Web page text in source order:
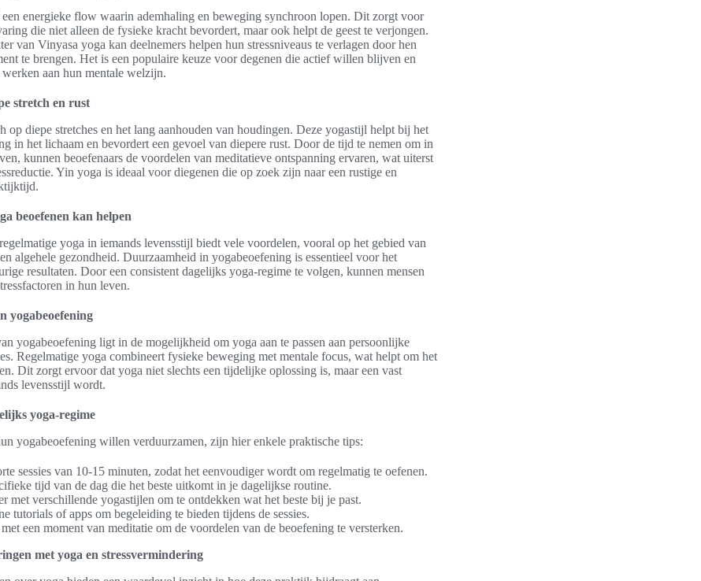
energieke flow waarin ademhaling en beweging synchroon lopen. Dit zorgt voor
die niet alleen de fysieke kracht bevordert, maar ook helpt de geest te verjongen.
van Vinyasa yoga kan deelnemers helpen hun stressniveaus te verlagen door hen
te brengen. Het is een populaire keuze voor degenen die actief willen blijven en
aan hun mentale welzijn.
stretch en rust
op diepe stretches en het lang aanhouden van houdingen. Deze yogastijl helpt bij het
in het lichaam en bevordert een gevoel van diepere rust. Door de tijd te nemen om in
kunnen beoefenaars de voordelen van meditatieve ontspanning ervaren, wat uiterst
Yin yoga is ideaal voor diegenen die op zoek zijn naar een rustige en
beoefenen kan helpen
yoga in iemands levensstijl biedt vele voordelen, vooral op het gebied van
algehele gezondheid. Duurzaamheid in yogabeoefening is essentieel voor het
resultaten. Door een consistent dagelijks yoga-regime te volgen, kunnen mensen
in hun leven.
yogabeoefening
yogabeoefening ligt in de mogelijkheid om yoga aan te passen aan persoonlijke
Regelmatige yoga combineert fysieke beweging met mentale focus, wat helpt om het
Dit zorgt ervoor dat yoga niet slechts een tijdelijke oplossing is, maar een vast
levensstijl wordt.
yoga-regime
yogabeoefening willen verduurzamen, zijn hier enkele praktische tips:
sessies van 10-15 minuten, zodat het eenvoudiger wordt om regelmatig te oefenen.
tijd van de dag die het beste uitkomt in je dagelijkse routine.
met verschillende yogastijlen om te ontdekken wat het beste bij je past.
tutorials of apps om begeleiding te bieden tijdens de sessies.
een moment van meditatie om de voordelen van de beoefening te versterken.
met yoga en stressvermindering